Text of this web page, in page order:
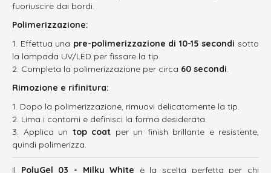
fuoriuscire dai bordi.
Polimerizzazione:
Effettua una pre-polimerizzazione di 10-15 secondi sotto
la lampada UV/LED per fissare la tip.
Completa la polimerizzazione per circa 60 secondi.
Rimozione e rifinitura:
Dopo la polimerizzazione, rimuovi delicatamente la tip.
Lima i contorni e definisci la forma desiderata.
Applica un top coat per un finish brillante e resistente,
quindi polimerizza.
Il PolyGel 03 - Milky White è la scelta perfetta per chi